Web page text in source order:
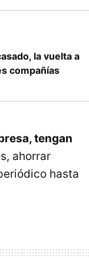
la vuelta a
compañías
tengan
ahorrar
hasta